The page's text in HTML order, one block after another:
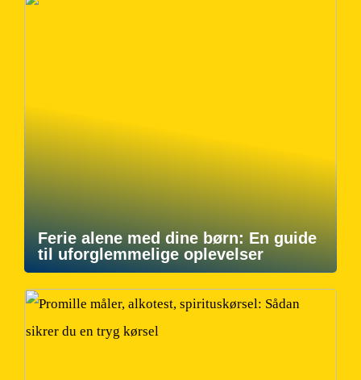
Ferie alene med dine børn: En guide
til uforglemmelige oplevelser